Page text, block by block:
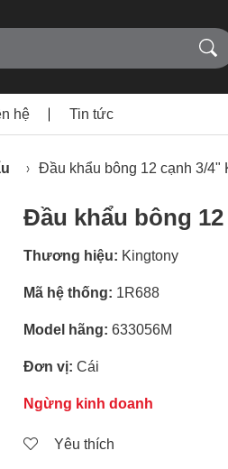
hệ Tin tức
Đầu khẩu bông 12 cạnh 3/4"
Đầu khẩu bông
Thương hiệu: Kingtony
Mã hệ thống: 1R688
Model hãng: 633056M
Đơn vị: Cái
Ngừng kinh doanh
Yêu thích